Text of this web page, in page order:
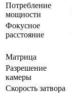
Потребление
мощности
Фокусное
расстояние
Матрица
Разрешение
камеры
Скорость затвора